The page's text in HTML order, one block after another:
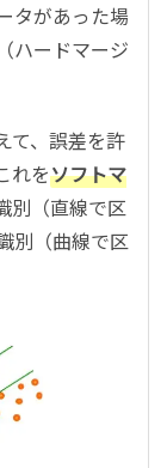
タがあった場
ハードマージ
て、誤差を許
れをソフトマ
別（直線で区
別（曲線で区